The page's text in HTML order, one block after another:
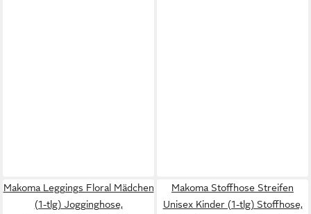
Makoma Leggings Floral Mädchen
(1-tlg) Jogginghose,
Makoma Stoffhose Streifen
Unisex Kinder (1-tlg) Stoffhose,